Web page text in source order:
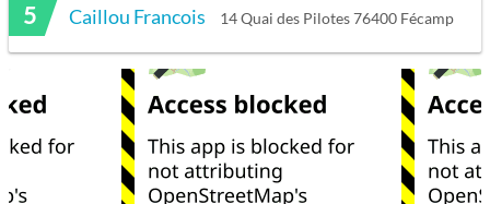
5 Caillou Francois 14 Quai des Pilotes 76400 Fécamp